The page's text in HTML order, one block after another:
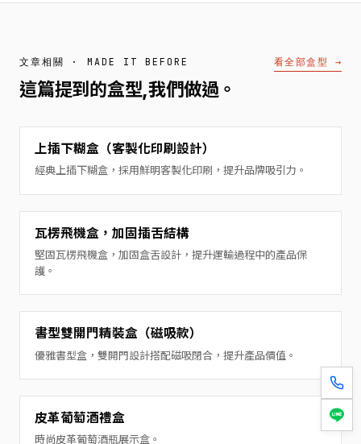
文章相關 · MADE IT BEFORE
這篇提到的盒型,我們做過。
看全部盒型 →
上插下糊盒（客製化印刷設計）
經典上插下糊盒，採用鮮明客製化印刷，提升品牌吸引力。
瓦楞飛機盒，加固插舌結構
堅固瓦楞飛機盒，加固盒舌設計，提升運輸過程中的產品保
護。
書型雙開門精裝盒（磁吸款）
優雅書型盒，雙開門設計搭配磁吸閉合，提升產品價值。
皮革葡萄酒禮盒
時尚皮革葡萄酒瓶展示盒。